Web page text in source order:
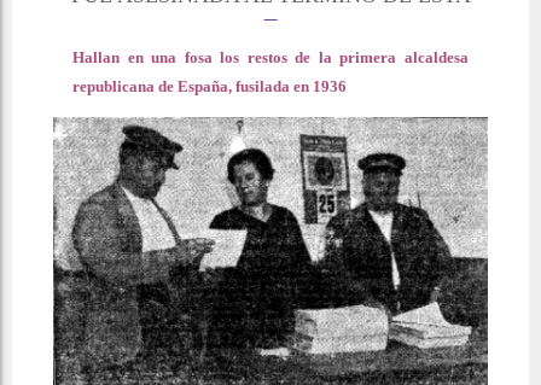
Hallan en una fosa los restos de la primera alcaldesa
republicana de España, fusilada en 1936